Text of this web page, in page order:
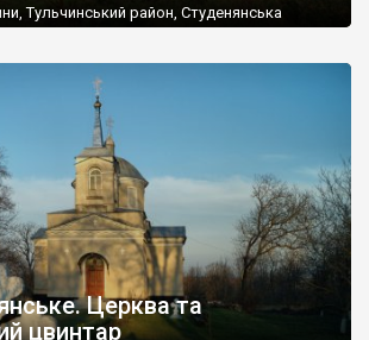
Тульчинський район, Студенянська
із кам’яними хрестами. Всі епітафії, які
кирилицею, церковнослов’янською
ознаками – цвинтар
датуються 19 століттям. У 1924-1940
Церква та
цвинтар